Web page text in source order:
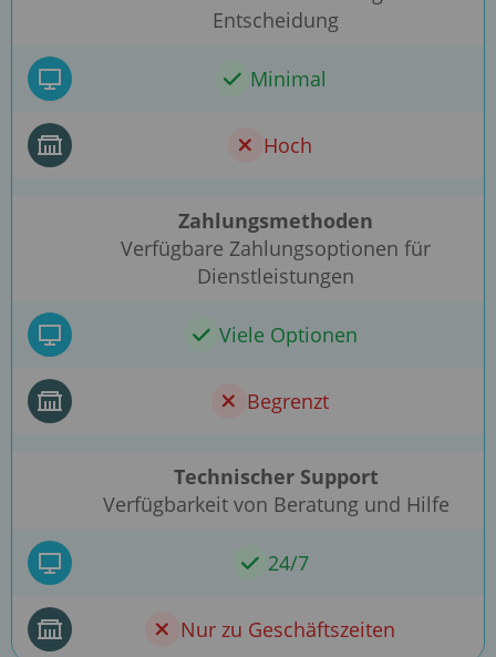
Entscheidung
Minimal
Hoch
Zahlungsmethoden
Verfügbare Zahlungsoptionen für
Dienstleistungen
Viele Optionen
Begrenzt
Technischer Support
Verfügbarkeit von Beratung und Hilfe
24/7
Nur zu Geschäftszeiten